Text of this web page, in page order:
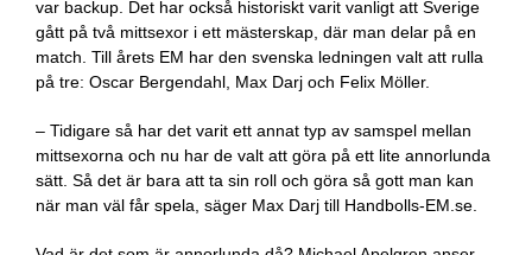
var backup. Det har också historiskt varit vanligt att Sverige
gått på två mittsexor i ett mästerskap, där man delar på en
match. Till årets EM har den svenska ledningen valt att rulla
på tre: Oscar Bergendahl, Max Darj och Felix Möller.
– Tidigare så har det varit ett annat typ av samspel mellan
mittsexorna och nu har de valt att göra på ett lite annorlunda
sätt. Så det är bara att ta sin roll och göra så gott man kan
när man väl får spela, säger Max Darj till Handbolls-EM.se.